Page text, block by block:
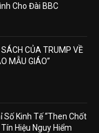
Cho Đài BBC
SÁCH CỦA TRUMP VỀ
MẪU GIÁO”
Số Kinh Tế “Then Chốt
Hiệu Nguy Hiểm